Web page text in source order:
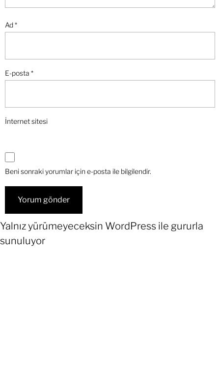
Ad*
E-posta *
İnternet sitesi
Beni sonraki yorumlar için e-posta ile bilgilendir.
Yalnız yürümeyeceksin WordPress ile gururla
sunuluyor